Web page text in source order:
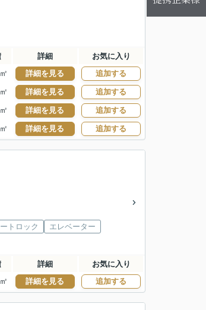
詳細 お気に入り
詳細を見る 追加する
詳細を見る 追加する
詳細を見る 追加する
詳細を見る 追加する
トロック
エレベーター
詳細 お気に入り
詳細を見る 追加する